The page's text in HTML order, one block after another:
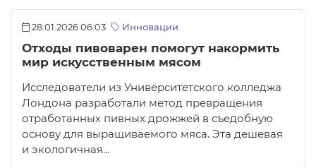
28.01.2026 06:03 Инновации
Отходы пивоварен помогут накормить
мир искусственным мясом
Исследователи из Университетского колледжа
Лондона разработали метод превращения
отработанных пивных дрожжей в съедобную
основу для выращиваемого мяса. Эта дешевая
и экологичная…